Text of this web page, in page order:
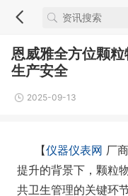
恩威雅全方位颗
生产安全
2025-09-13
【仪器仪表网 厂
提升的背景下，颗粒
共卫生管理的关键环